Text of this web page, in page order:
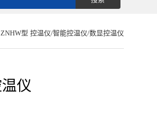
型 控温仪/智能控温仪/数显控温仪
仪